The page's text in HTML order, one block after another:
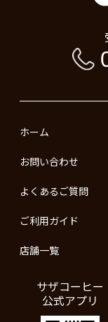
ホーム
お問い合わせ
よくあるご質問
ご利用ガイド
店舗一覧
サザコーヒー
公式アプリ